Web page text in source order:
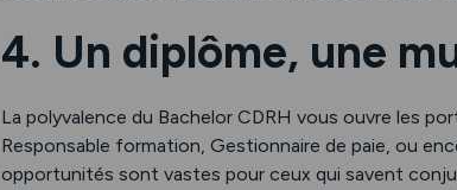
4. Un diplôme, une
La polyvalence du Bachelor CDRH vous ouvre les
Responsable formation, Gestionnaire de paie, ou
opportunités sont vastes pour ceux qui savent